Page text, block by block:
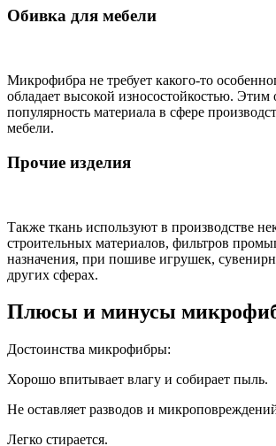
Обивка для мебели
Микрофибра не требует какого-то
обладает высокой износостойкостью. Этим
популярность материала в сфере
мебели.
Прочие изделия
Также ткань используют в производстве
строительных материалов, фильтров
назначения, при пошиве игрушек,
других сферах.
Плюсы и минусы
Достоинства микрофибры:
Хорошо впитывает влагу и собирает пыль.
Не оставляет разводов и
Легко стирается.